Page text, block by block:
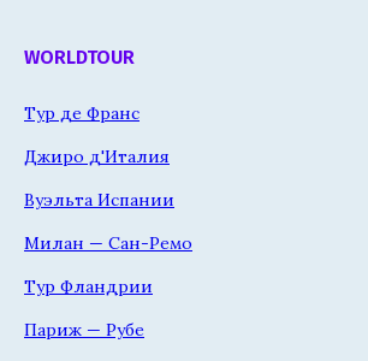
WORLDTOUR
Тур де Франс
Джиро д'Италия
Вуэльта Испании
Милан — Сан-Ремо
Тур Фландрии
Париж — Рубе